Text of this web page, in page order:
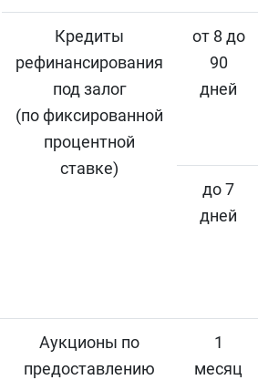
Кредиты
рефинансирования
под залог
(по фиксированной
процентной
ставке)
от 8 до
90
дней
до 7
дней
Аукционы по
предоставлению
1
месяц